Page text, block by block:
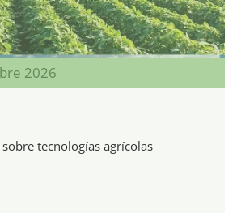
2026
tecnologías agrícolas